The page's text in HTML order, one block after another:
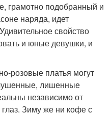
грамотно подобранный и
наряда, идет
свойство
и юные девушки, и
розовые платья могут
лишенные
независимо от
глаз. Зиму же ни кофе с